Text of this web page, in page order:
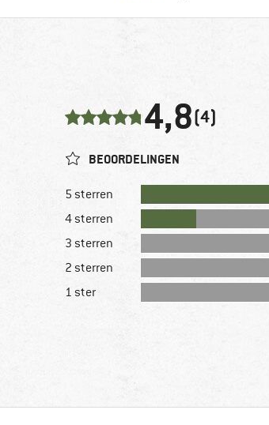
4,8(4)
BEOORDELINGEN
5 sterren
4 sterren
3 sterren
2 sterren
1 ster